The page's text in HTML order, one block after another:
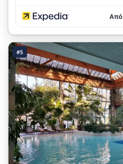
Από
#5